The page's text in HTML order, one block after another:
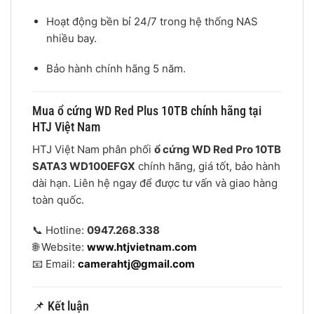
Hoạt động bền bỉ 24/7 trong hệ thống NAS
nhiều bay.
Bảo hành chính hãng 5 năm.
Mua ổ cứng WD Red Plus 10TB chính hãng tại
HTJ Việt Nam
HTJ Việt Nam phân phối ổ cứng WD Red Pro 10TB
SATA3 WD100EFGX chính hãng, giá tốt, bảo hành
dài hạn. Liên hệ ngay để được tư vấn và giao hàng
toàn quốc.
📞 Hotline: 0947.268.338
🌐 Website: www.htjvietnam.com
📧 Email: camerahtj@gmail.com
📌 Kết luận